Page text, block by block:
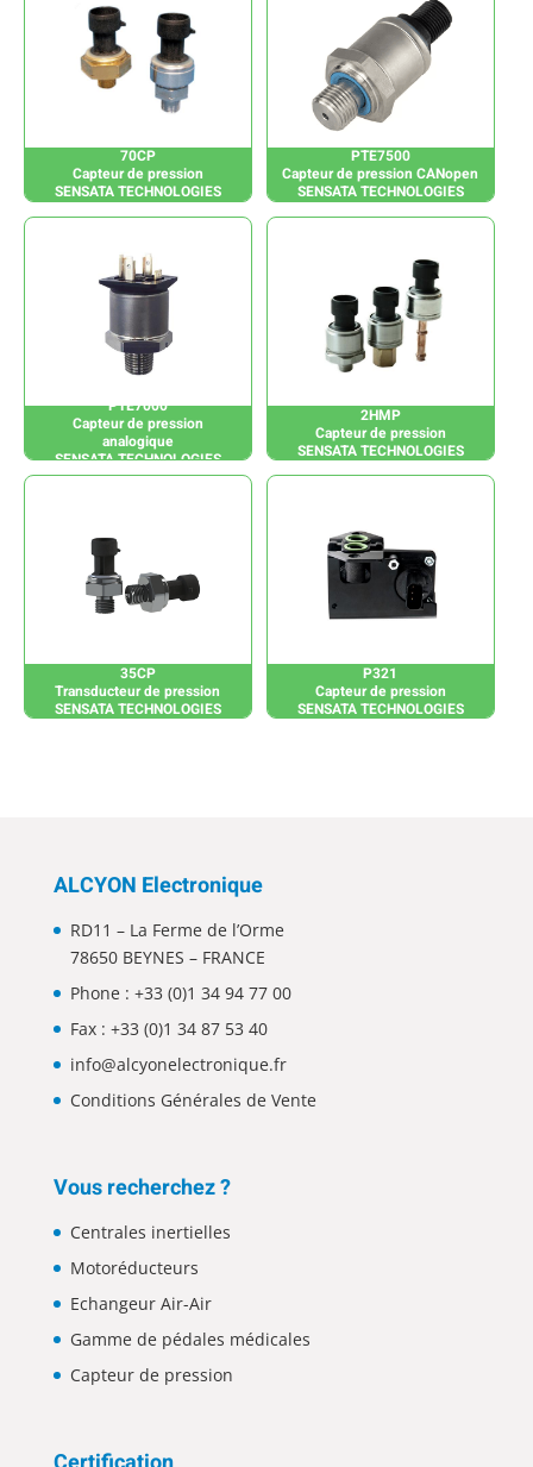
70CP
Capteur de pression
SENSATA TECHNOLOGIES
PTE7500
Capteur de pression CANopen
SENSATA TECHNOLOGIES
PTE7000
Capteur de pression
analogique
SENSATA TECHNOLOGIES
2HMP
Capteur de pression
SENSATA TECHNOLOGIES
35CP
Transducteur de pression
SENSATA TECHNOLOGIES
P321
Capteur de pression
SENSATA TECHNOLOGIES
ALCYON Electronique
RD11 – La Ferme de l’Orme
78650 BEYNES – FRANCE
Phone : +33 (0)1 34 94 77 00
Fax : +33 (0)1 34 87 53 40
info@alcyonelectronique.fr
Conditions Générales de Vente
Vous recherchez ?
Centrales inertielles
Motoréducteurs
Echangeur Air-Air
Gamme de pédales médicales
Capteur de pression